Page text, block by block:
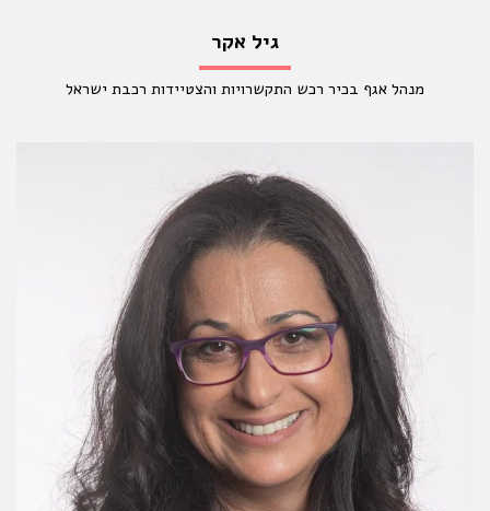
גיל אקר
מנהל אגף בכיר רכש התקשרויות והצטיידות רכבת ישראל